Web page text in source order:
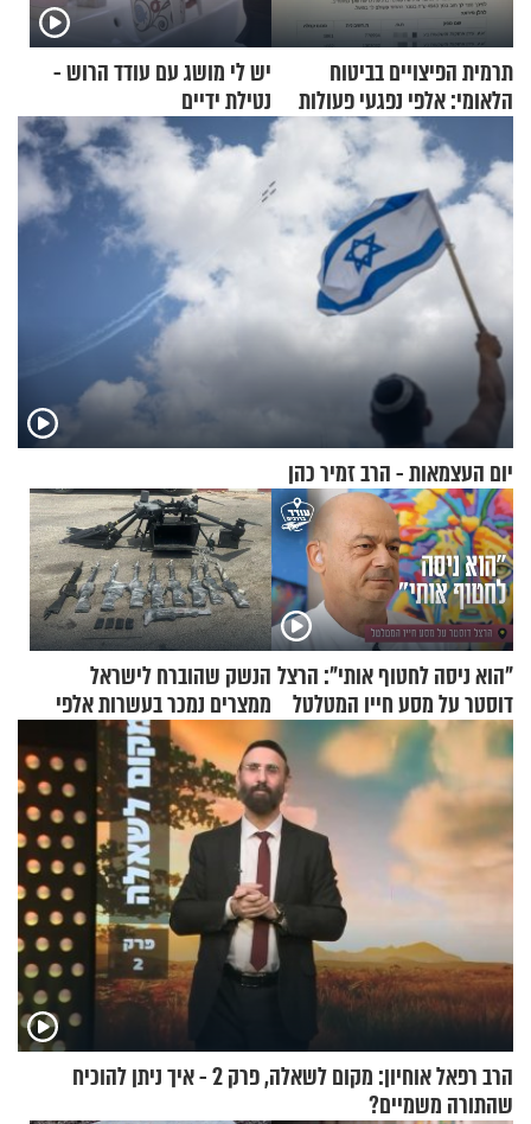
תרמית הפיצויים בביטוח
הלאומי: אלפי נפגעי פעולות
איבה קיבלו כספים במירמה
יש לי מושג עם עודד הרוש -
נטילת ידיים
יום העצמאות - הרב זמיר כהן
"הוא ניסה לחטוף אותי": הרצל
דוסטר על מסע חייו המטלטל
הנשק שהוברח לישראל
ממצרים נמכר בעשרות אלפי
שקלים
הרב רפאל אוחיון: מקום לשאלה, פרק 2 - איך ניתן להוכיח
שהתורה משמיים?